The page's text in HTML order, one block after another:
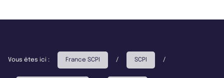
Vous êtes ici : France SCPI / SCPI /